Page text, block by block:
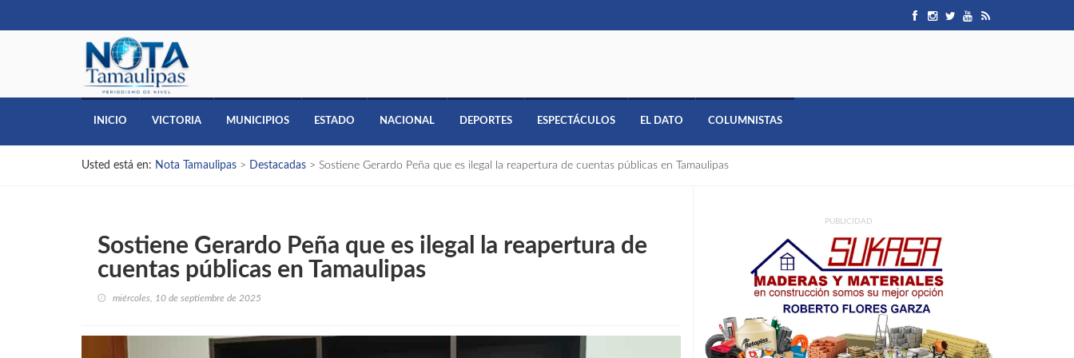
INICIO VICTORIA MUNICIPIOS ESTADO NACIONAL DEPORTES ESPECTÁCULOS EL DATO COLUMNISTAS
Usted está en: Nota Tamaulipas > Destacadas > Sostiene Gerardo Peña que es ilegal la reapertura de cuentas públicas en Tamaulipas
Sostiene Gerardo Peña que es ilegal la reapertura de
cuentas públicas en Tamaulipas
miércoles, 10 de septiembre de 2025
PUBLICIDAD